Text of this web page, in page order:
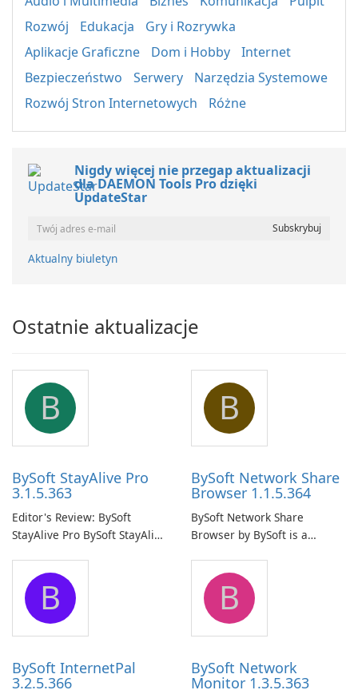
Rozwój
Edukacja
Gry i Rozrywka
Aplikacje Graficzne
Dom i Hobby
Internet
Bezpieczeństwo
Serwery
Narzędzia Systemowe
Rozwój Stron Internetowych
Różne
Nigdy więcej nie przegap aktualizacji
dla DAEMON Tools Pro dzięki
UpdateStar
Aktualny biuletyn
Ostatnie aktualizacje
B
BySoft StayAlive Pro
3.1.5.363
Editor's Review: BySoft
StayAlive Pro BySoft StayAlive
application designed to
ensure the continuous and
uninterrupted operation of
your computer system.
B
BySoft Network Share
Browser 1.1.5.364
BySoft Network Share
Browser by BySoft is a
application that allows users
to easily browse and manage
shared folders on their
network.
B
BySoft InternetPal
3.2.5.366
B
BySoft Network
Monitor 1.3.5.363